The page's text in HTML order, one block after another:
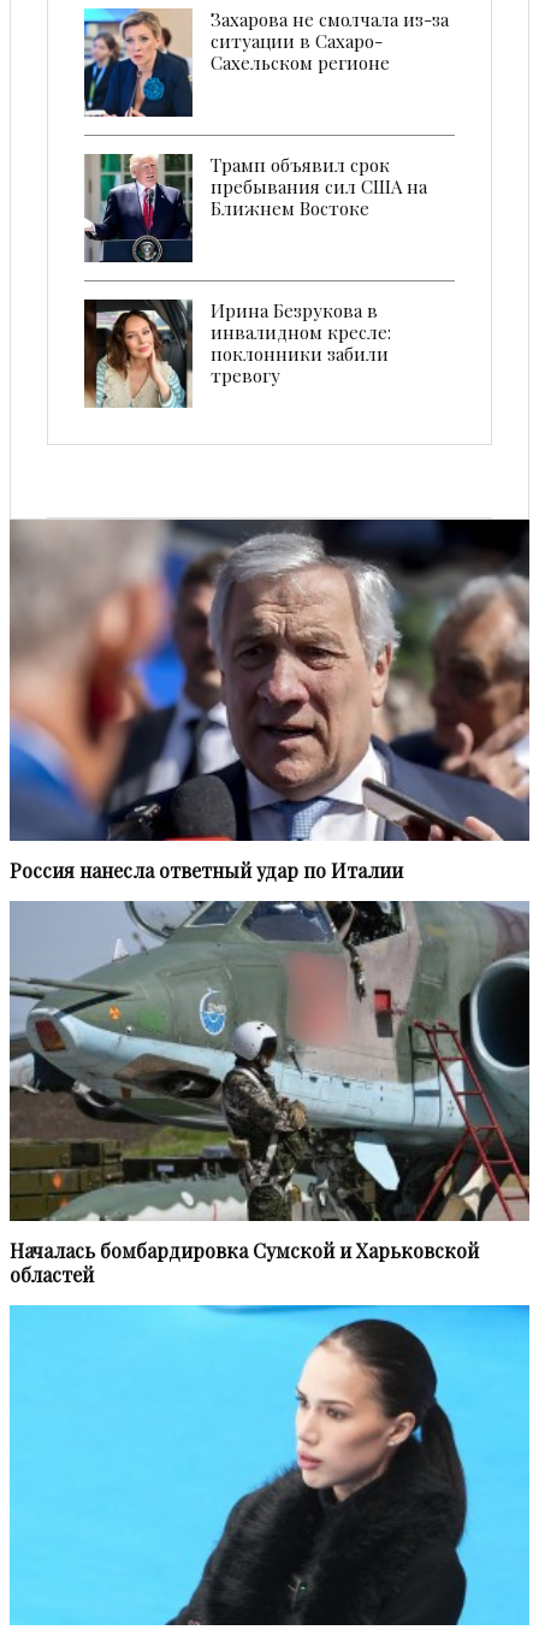
Захарова не смолчала из-за
ситуации в Сахаро-
Сахельском регионе
Трамп объявил срок
пребывания сил США на
Ближнем Востоке
Ирина Безрукова в
инвалидном кресле:
поклонники забили
тревогу
Россия нанесла ответный удар по Италии
Началась бомбардировка Сумской и Харьковской
областей